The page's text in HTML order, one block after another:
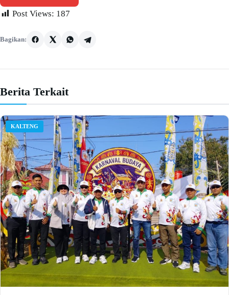
Post Views: 187
Bagikan:
Berita Terkait
KALTENG